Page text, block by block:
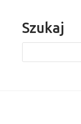
Szukaj